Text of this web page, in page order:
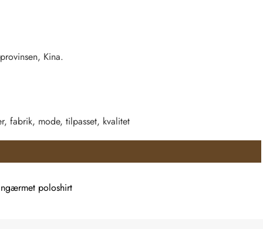
Kina.
fabrik, mode, tilpasset, kvalitet
poloshirt